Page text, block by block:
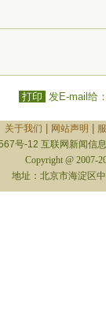
打印 发E-mail给
关于我们 网站声明
号-12 互联网新闻信
Copyright @ 2007-
地址：北京市海淀区